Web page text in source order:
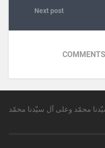
Next post
محمّد وعلى آل سيّدنا محمّد